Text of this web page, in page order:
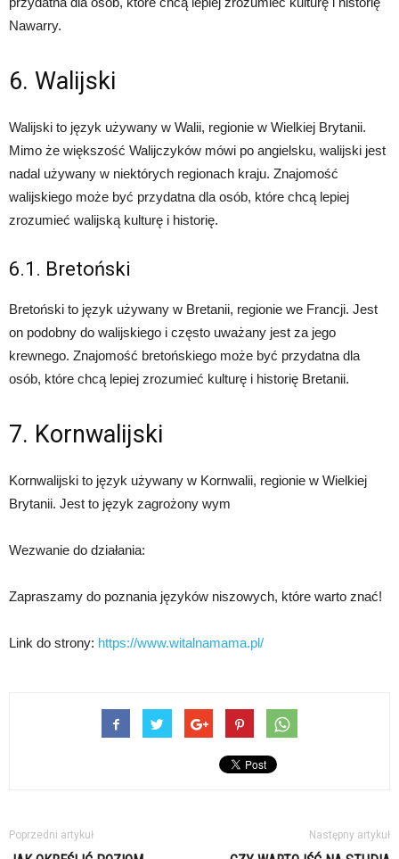
Nawarry.
6. Walijski
Walijski to język używany w Walii, regionie w Wielkiej Brytanii.
Mimo że większość Walijczyków mówi po angielsku, walijski jest
nadal używany w niektórych regionach kraju. Znajomość
walijskiego może być przydatna dla osób, które chcą lepiej
zrozumieć walijską kulturę i historię.
6.1. Bretoński
Bretoński to język używany w Bretanii, regionie we Francji. Jest
on podobny do walijskiego i często uważany jest za jego
krewnego. Znajomość bretońskiego może być przydatna dla
osób, które chcą lepiej zrozumieć kulturę i historię Bretanii.
7. Kornwalijski
Kornwalijski to język używany w Kornwalii, regionie w Wielkiej
Brytanii. Jest to język zagrożony wym
Wezwanie do działania:
Zapraszamy do poznania języków niszowych, które warto znać!
Link do strony: https://www.witalnamama.pl/
Poprzedni artykuł Następny artykuł